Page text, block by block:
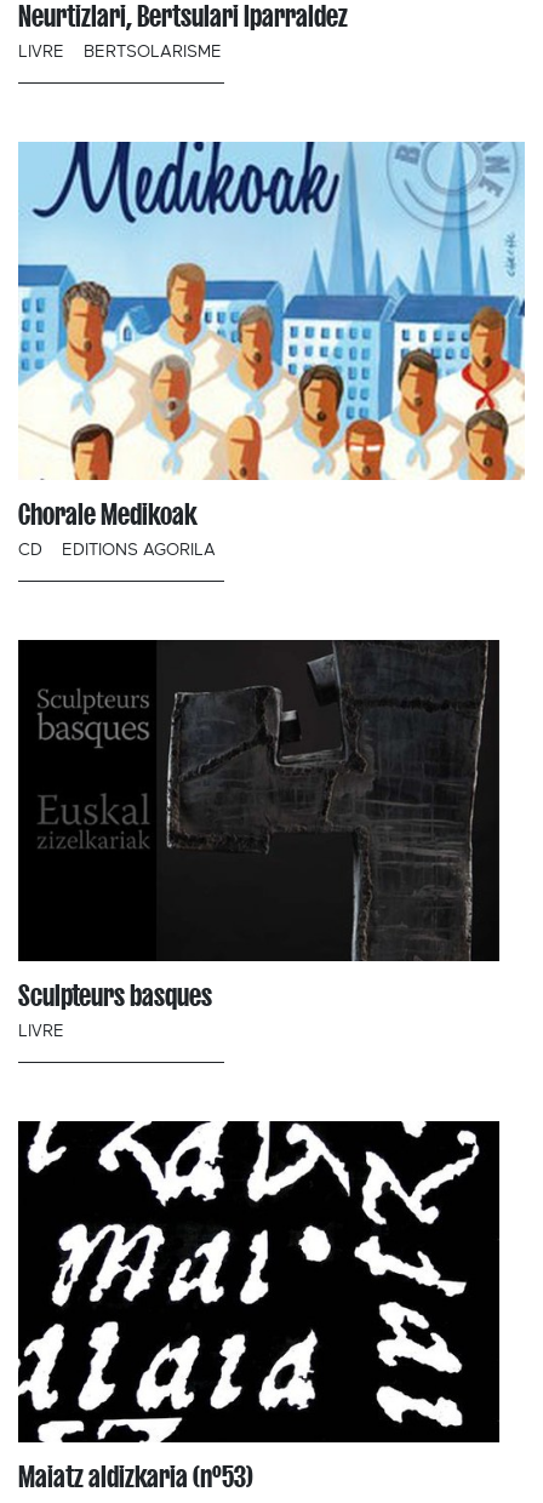
Neurtizlari, Bertsulari Iparraldez
LIVRE BERTSOLARISME
Chorale Medikoak
CD EDITIONS AGORILA
Sculpteurs basques
LIVRE
Maiatz aldizkaria (n°53)